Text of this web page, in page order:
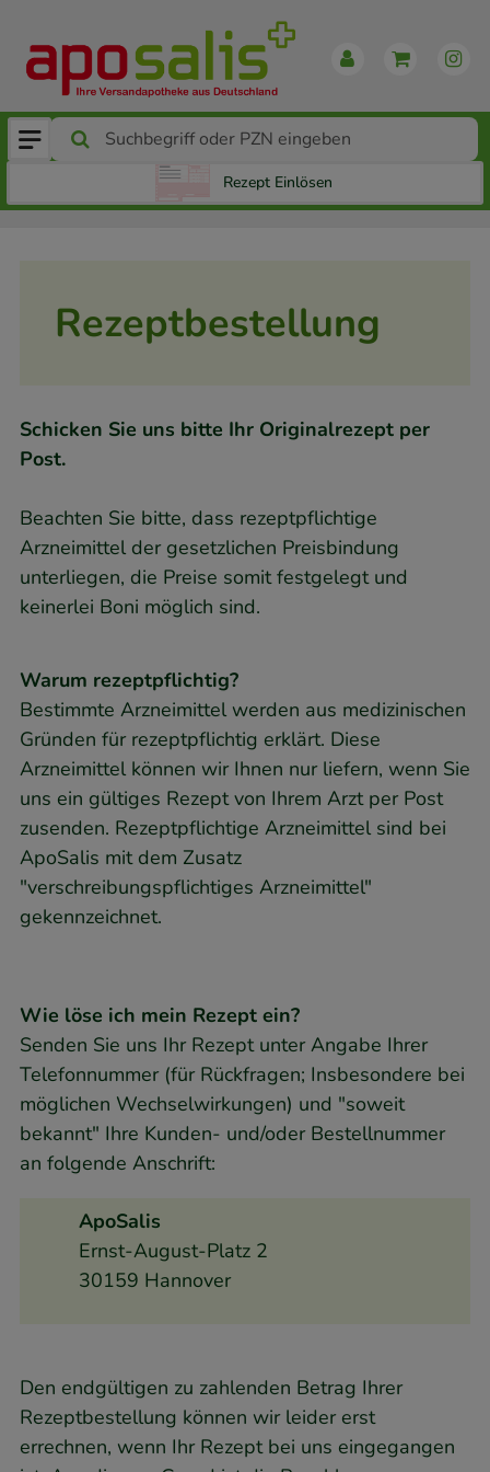
Rezept Einlösen
Rezeptbestellung
Schicken Sie uns bitte Ihr Originalrezept per
Post.
Beachten Sie bitte, dass rezeptpflichtige
Arzneimittel der gesetzlichen Preisbindung
unterliegen, die Preise somit festgelegt und
keinerlei Boni möglich sind.
Warum rezeptpflichtig?
Bestimmte Arzneimittel werden aus medizinischen
Gründen für rezeptpflichtig erklärt. Diese
Arzneimittel können wir Ihnen nur liefern, wenn Sie
uns ein gültiges Rezept von Ihrem Arzt per Post
zusenden. Rezeptpflichtige Arzneimittel sind bei
ApoSalis mit dem Zusatz
"verschreibungspflichtiges Arzneimittel"
gekennzeichnet.
Wie löse ich mein Rezept ein?
Senden Sie uns Ihr Rezept unter Angabe Ihrer
Telefonnummer (für Rückfragen; Insbesondere bei
möglichen Wechselwirkungen) und "soweit
bekannt" Ihre Kunden- und/oder Bestellnummer
an folgende Anschrift:
ApoSalis
Ernst-August-Platz 2
30159 Hannover
Den endgültigen zu zahlenden Betrag Ihrer
Rezeptbestellung können wir leider erst
errechnen, wenn Ihr Rezept bei uns eingegangen